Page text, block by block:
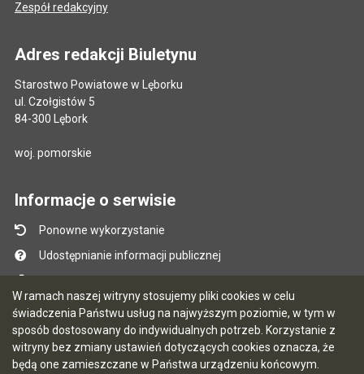
W ramach naszej witryny stosujemy pliki cookies w celu
świadczenia Państwu usług na najwyższym poziomie, w tym w
sposób dostosowany do indywidualnych potrzeb. Korzystanie z
witryny bez zmiany ustawień dotyczących cookies oznacza, że
będą one zamieszczane w Państwa urządzeniu końcowym.
Zespół redakcyjny
Adres redakcji Biuletynu
Starostwo Powiatowe w Lęborku
ul. Czołgistów 5
84-300 Lębork
woj. pomorskie
Informacje o serwisie
Ponowne wykorzystanie
Udostępnianie informacji publicznej
Instrukcja obsługi
Statystyki oglądalności
Ostatnio dodane